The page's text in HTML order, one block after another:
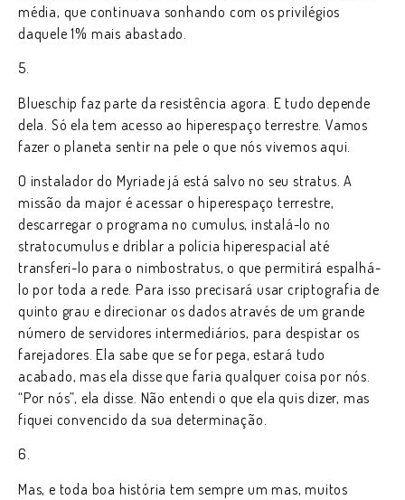
média, que continuava sonhando com os privilégios
daquele 1% mais abastado.
5.
Blueschip faz parte da resistência agora. E tudo depende
dela. Só ela tem acesso ao hiperespaço terrestre. Vamos
fazer o planeta sentir na pele o que nós vivemos aqui.
O instalador do Myriade já está salvo no seu stratus. A
missão da major é acessar o hiperespaço terrestre,
descarregar o programa no cumulus, instalá-lo no
stratocumulus e driblar a polícia hiperespacial até
transferi-lo para o nimbostratus, o que permitirá espalhá-
lo por toda a rede. Para isso precisará usar criptografia de
quinto grau e direcionar os dados através de um grande
número de servidores intermediários, para despistar os
farejadores. Ela sabe que se for pega, estará tudo
acabado, mas ela disse que faria qualquer coisa por nós.
“Por nós”, ela disse. Não entendi o que ela quis dizer, mas
fiquei convencido da sua determinação.
6.
Mas, e toda boa história tem sempre um mas, muitos